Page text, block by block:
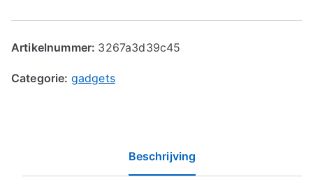
Artikelnummer: 3267a3d39c45
Categorie: gadgets
Beschrijving